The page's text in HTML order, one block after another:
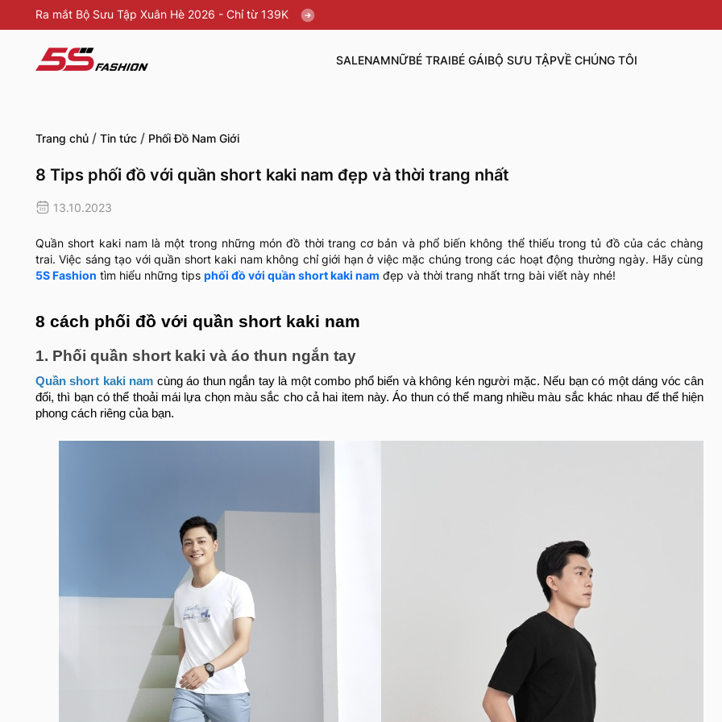
Ra mắt Bộ Sưu Tập Xuân Hè 2026 - Chỉ từ 139K
SALENAMNỮBÉ TRAIBÉ GÁIBỘ SƯU TẬPVỀ CHÚNG TÔI
Trang chủ / Tin tức / Phối Đồ Nam Giới
8 Tips phối đồ với quần short kaki nam đẹp và thời trang nhất
13.10.2023
Quần short kaki nam là một trong những món đồ thời trang cơ bản và phổ biến không thể thiếu trong tủ đồ của các chàng
trai. Việc sáng tạo với quần short kaki nam không chỉ giới hạn ở việc mặc chúng trong các hoạt động thường ngày. Hãy cùng
5S Fashion tìm hiểu những tips phối đồ với quần short kaki nam đẹp và thời trang nhất trng bài viết này nhé!
8 cách phối đồ với quần short kaki nam
1. Phối quần short kaki và áo thun ngắn tay
Quần short kaki nam cùng áo thun ngắn tay là một combo phổ biến và không kén người mặc. Nếu bạn có một dáng vóc cân
đối, thì bạn có thể thoải mái lựa chọn màu sắc cho cả hai item này. Áo thun có thể mang nhiều màu sắc khác nhau để thể hiện
phong cách riêng của bạn.